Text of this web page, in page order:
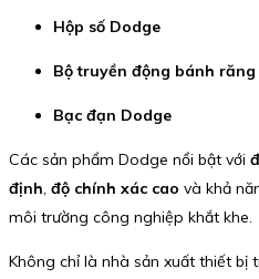
Hộp số Dodge
Bộ truyền động bánh
Bạc đạn Dodge
Các sản phẩm Dodge nổi bật với
định, độ chính xác cao và khả
môi trường công nghiệp khắt khe.
Không chỉ là nhà sản xuất thiết bị